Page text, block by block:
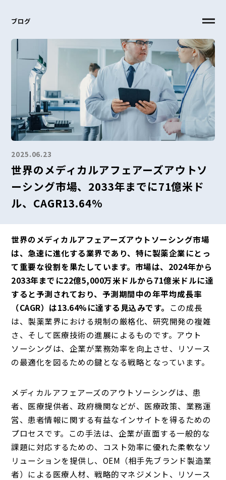
ブログ
2025.06.23
世界のメディカルアフェアーズアウトソ
ーシング市場、2033年までに71億米ド
ル、CAGR13.64%
世界のメディカルアフェアーズアウトソーシング市場
は、急速に進化する業界であり、特に製薬企業にとっ
て重要な役割を果たしています。市場は、2024年から
2033年までに22億5,000万米ドルから71億米ドルに達
すると予測されており、予測期間中の年平均成長率
（CAGR）は13.64%に達する見込みです。 この成長
は、製薬業界における規制の厳格化、研究開発の複雑
さ、そして医療技術の進展によるものです。アウト
ソーシングは、企業が業務効率を向上させ、リソース
の最適化を図るための鍵となる戦略となっています。
メディカルアフェアーズのアウトソーシングは、患
者、医療提供者、政府機関などが、医療政策、業務運
営、患者情報に関する有益なインサイトを得るための
プロセスです。この手法は、企業が直面する一般的な
課題に対応するための、コスト効率に優れた柔軟なソ
リューションを提供し、OEM（相手先ブランド製造業
者）による医療人材、戦略的マネジメント、リソース